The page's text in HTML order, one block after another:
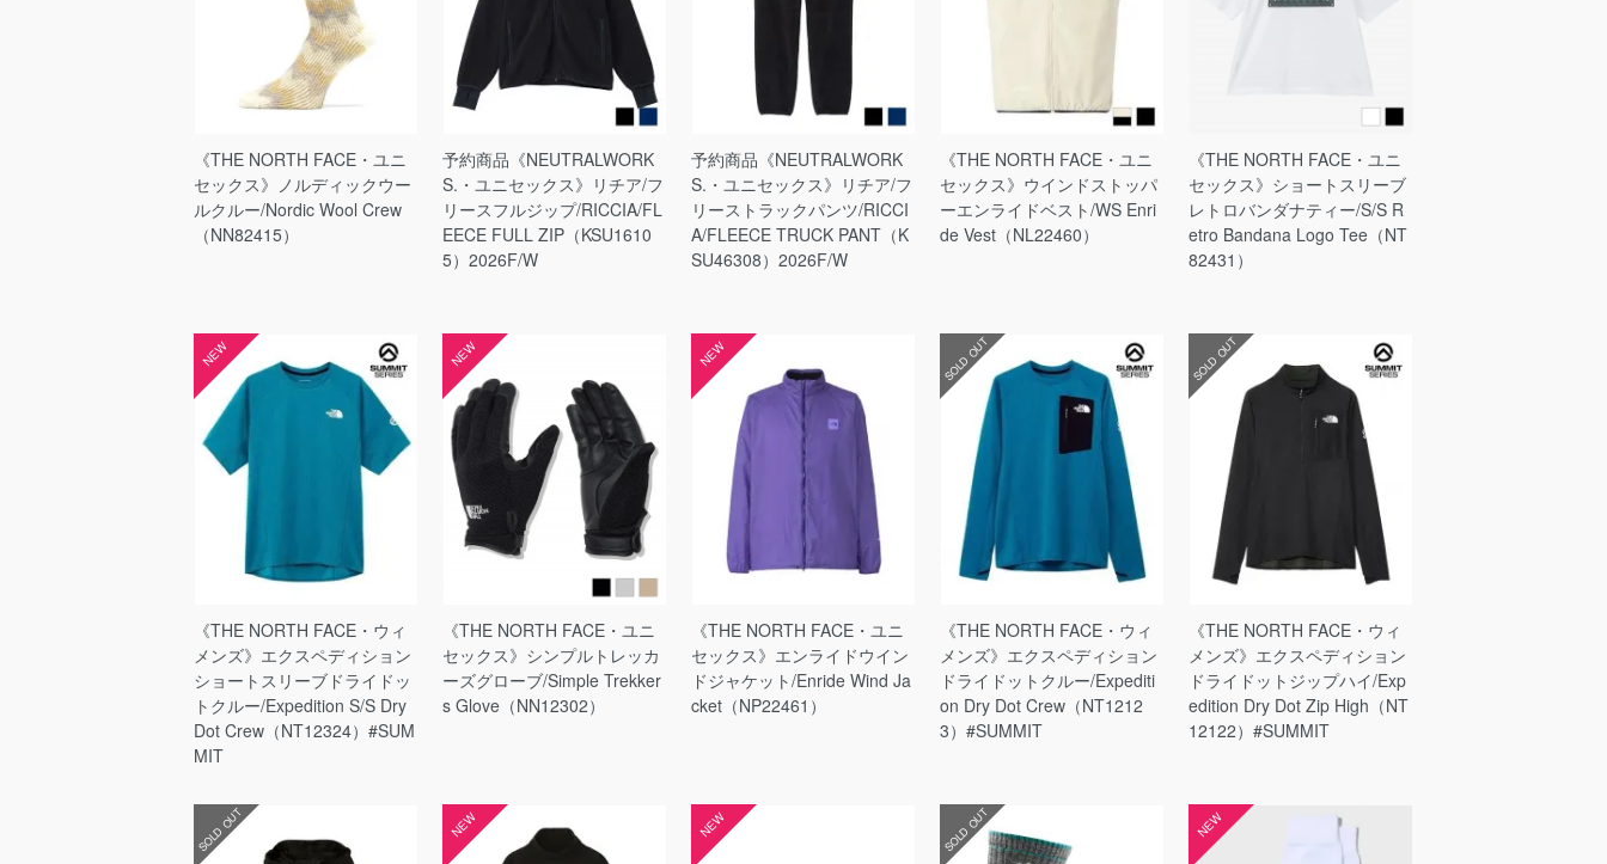
《THE NORTH FACE・ユニ
セックス》ノルディックウー
ルクルー/Nordic Wool Crew
（NN82415）
予約商品《NEUTRALWORK
S.・ユニセックス》リチア/フ
リースフルジップ/RICCIA/FL
EECE FULL ZIP（KSU1610
5）2026F/W
予約商品《NEUTRALWORK
S.・ユニセックス》リチア/フ
リーストラックパンツ/RICCI
A/FLEECE TRUCK PANT（K
SU46308）2026F/W
《THE NORTH FACE・ユニ
セックス》ウインドストッパ
ーエンライドベスト/WS Enri
de Vest（NL22460）
《THE NORTH FACE・ユニ
セックス》ショートスリーブ
レトロバンダナティー/S/S R
etro Bandana Logo Tee（NT
82431）
NEW
《THE NORTH FACE・ウィ
メンズ》エクスペディション
ショートスリーブドライドッ
トクルー/Expedition S/S Dry
Dot Crew（NT12324）#SUM
MIT
NEW
《THE NORTH FACE・ユニ
セックス》シンプルトレッカ
ーズグローブ/Simple Trekker
s Glove（NN12302）
NEW
《THE NORTH FACE・ユニ
セックス》エンライドウイン
ドジャケット/Enride Wind Ja
cket（NP22461）
SOLD OUT
《THE NORTH FACE・ウィ
メンズ》エクスペディション
ドライドットクルー/Expediti
on Dry Dot Crew（NT1212
3）#SUMMIT
SOLD OUT
《THE NORTH FACE・ウィ
メンズ》エクスペディション
ドライドットジップハイ/Exp
edition Dry Dot Zip High（NT
12122）#SUMMIT
SOLD OUT NEW NEW SOLD OUT NEW